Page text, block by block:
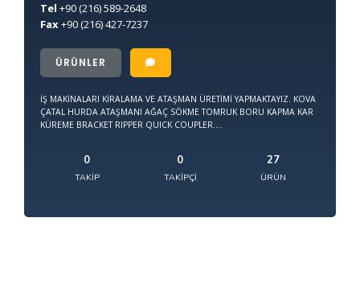
Tel +90(216) 589-2648
Fax+90(216) 427-7237
ÜRÜNLER
İŞ MAKİNALARI KİRALAMA VE ATAŞMAN ÜRETİMİ YAPMAKTAYIZ. KOVA
ÇATAL HURDA ATAŞMANI AĞAÇ SÖKME TOMRUK BORU KAPMA KAR
KÜREME BRACKET RIPPER QUICK COUPLER....
0
TAKIP
0
TAKIPÇI
27
ÜRÜN